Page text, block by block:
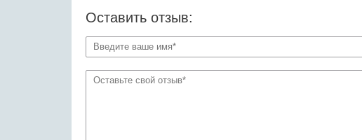
Оставить отзыв: